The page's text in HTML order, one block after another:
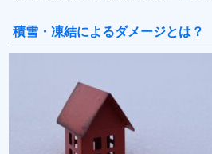
積雪・凍結によるダメージとは？